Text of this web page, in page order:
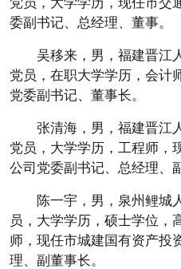
委副书记、总经理、董事。
吴移来，男，福建晋江
党员，在职大学学历，会计
党委副书记、董事长。
张清海，男，福建晋江
党员，大学学历，工程师，
公司党委副书记、总经理、
陈一宇，男，泉州鲤城
员，大学学历，硕士学位，
师，现任市城建国有资产投
理、副董事长。